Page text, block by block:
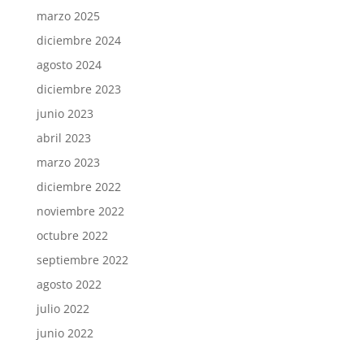
marzo 2025
diciembre 2024
agosto 2024
diciembre 2023
junio 2023
abril 2023
marzo 2023
diciembre 2022
noviembre 2022
octubre 2022
septiembre 2022
agosto 2022
julio 2022
junio 2022